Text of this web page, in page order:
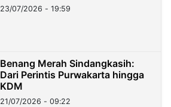
23/07/2026 - 19:59
Benang Merah Sindangkasih:
Dari Perintis Purwakarta hingga
KDM
21/07/2026 - 09:22